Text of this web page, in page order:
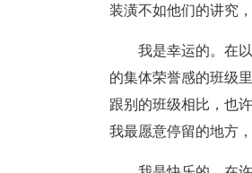
装潢不如他们的讲究
我是幸运的。在
的集体荣誉感的班级
跟别的班级相比，也
我最愿意停留的地方